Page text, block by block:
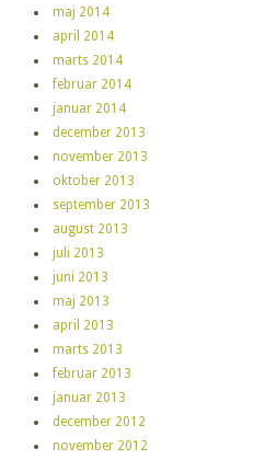
maj 2014
april 2014
marts 2014
februar 2014
januar 2014
december 2013
november 2013
oktober 2013
september 2013
august 2013
juli 2013
juni 2013
maj 2013
april 2013
marts 2013
februar 2013
januar 2013
december 2012
november 2012